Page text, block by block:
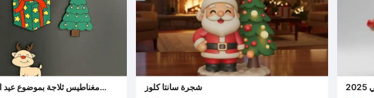
مغناطيس ثلاجة بموضوع عيد
شجرة سانتا كلوز